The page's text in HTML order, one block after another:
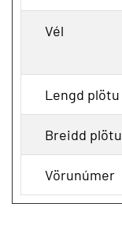
Vél
Lengd plötu
Breidd plötu
Vörunúmer